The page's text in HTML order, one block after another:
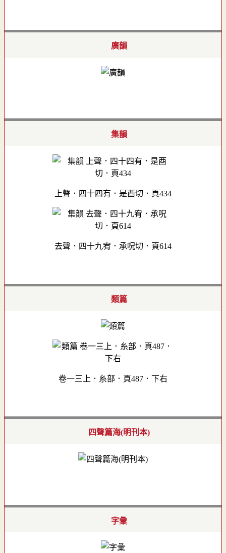
廣韻
集韻
上聲．四十四有．是酉切．頁434
去聲．四十九宥．承呪切．頁614
類篇
卷一三上．糸部．頁487．下右
四聲篇海(明刊本)
字彙